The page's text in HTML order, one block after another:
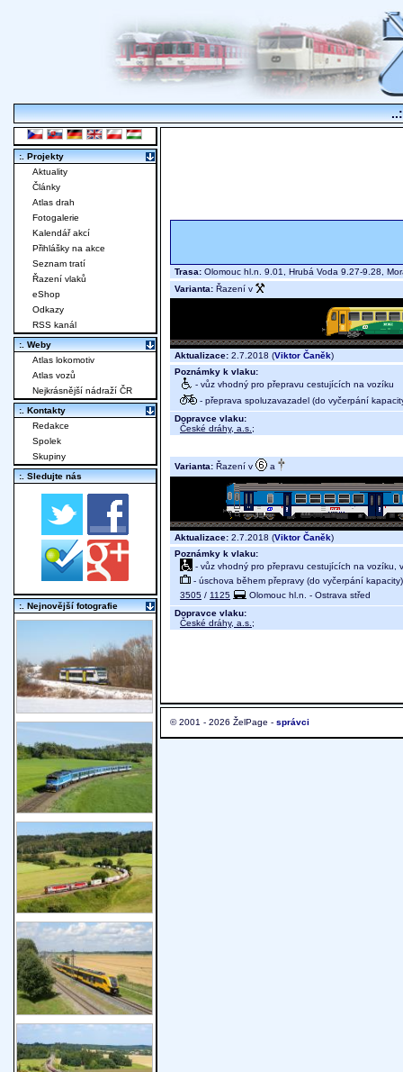
Trasa: Olomouc hl.n. 9.01, Hrubá Voda 9.27-9.28,
Varianta: Řazení v
Aktualizace: 2.7.2018 (Viktor Čaněk)
Poznámky k vlaku:
- vůz vhodný pro přepravu cestujících na vozíku
- přeprava spoluzavazadel (do vyčerpání
Dopravce vlaku:
České dráhy, a.s. ;
Varianta: Řazení v a
Aktualizace: 2.7.2018 (Viktor Čaněk)
Poznámky k vlaku:
- vůz vhodný pro přepravu cestujících na vozíku,
- úschova během přepravy (do vyčerpání kapacity)
3505 / 1125
Olomouc hl.n. - Ostrava střed
Dopravce vlaku:
České dráhy, a.s. ;
© 2001 - 2026 ŽelPage - správci
:. Projekty
Aktuality
Články
Atlas drah
Fotogalerie
Kalendář akcí
Přihlášky na akce
Seznam tratí
Řazení vlaků
eShop
Odkazy
RSS kanál
:. Weby
Atlas lokomotiv
Atlas vozů
Nejkrásnější nádraží ČR
:. Kontakty
Redakce
Spolek
Skupiny
:. Sledujte nás
:. Nejnovější fotografie